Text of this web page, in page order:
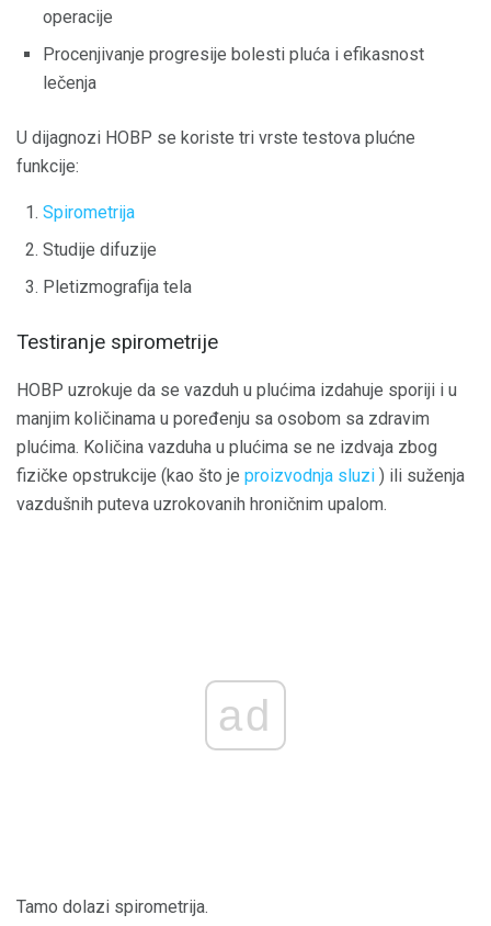
operacije
Procenjivanje progresije bolesti pluća i efikasnost
lečenja
U dijagnozi HOBP se koriste tri vrste testova plućne
funkcije:
Spirometrija
Studije difuzije
Pletizmografija tela
Testiranje spirometrije
HOBP uzrokuje da se vazduh u plućima izdahuje sporiji i u
manjim količinama u poređenju sa osobom sa zdravim
plućima. Količina vazduha u plućima se ne izdvaja zbog
fizičke opstrukcije (kao što je proizvodnja sluzi ) ili suženja
vazdušnih puteva uzrokovanih hroničnim upalom.
ad
Tamo dolazi spirometrija.